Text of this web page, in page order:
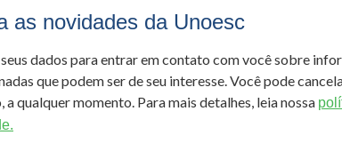
as novidades da Unoesc
dados para entrar em contato com você sobre
que podem ser de seu interesse. Você pode
a qualquer momento. Para mais detalhes, leia nossa